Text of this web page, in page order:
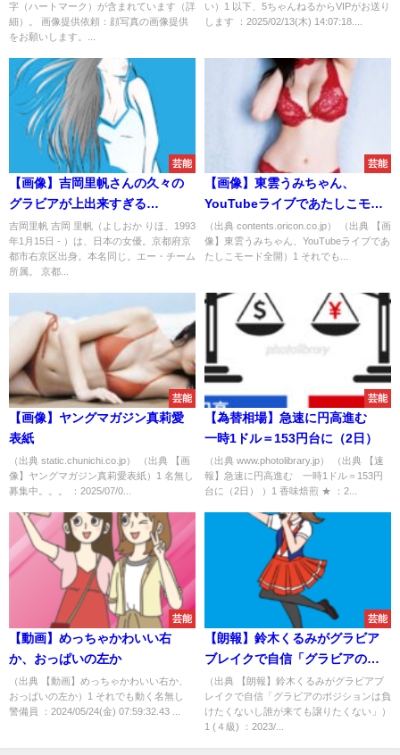
字（ハートマーク）が含まれています（詳
細）。 画像提供依頼：顔写真の画像提供
をお願いします。...
い）1 以下、5ちゃんねるからVIPがお送り
します ：2025/02/13(木) 14:07:18....
芸能
【画像】吉岡里帆さんの久々の
グラビアが上出来すぎる
wwwwwwwww
吉岡里帆 吉岡 里帆（よしおか りほ、1993
年1月15日 - ）は、日本の女優。京都府京
都市右京区出身。本名同じ。エー・チーム
所属。 京都...
芸能
【画像】東雲うみちゃん、
YouTubeライブであたしこモー
ド全開
（出典 contents.oricon.co.jp） （出典 【画
像】東雲うみちゃん、YouTubeライブであ
たしこモード全開）1 それでも...
芸能
【画像】ヤングマガジン真莉愛
表紙
（出典 static.chunichi.co.jp） （出典 【画
像】ヤングマガジン真莉愛表紙）1 名無し
募集中。。。 ：2025/07/0...
芸能
【為替相場】急速に円高進む
一時1ドル＝153円台に（2日）
（出典 www.photolibrary.jp） （出典 【速
報】急速に円高進む 一時1ドル＝153円
台に（2日） ）1 香味焙煎 ★ ：2...
芸能
【動画】めっちゃかわいい右
か、おっぱいの左か
（出典 【動画】めっちゃかわいい右か、
おっぱいの左か）1 それでも動く名無し
警備員 ：2024/05/24(金) 07:59:32.43 ...
芸能
【朗報】鈴木くるみがグラビア
ブレイクで自信「グラビアのポ
ジションは負けたくないし誰が
来ても譲りたくない」
（出典 【朗報】鈴木くるみがグラビアブ
レイクで自信「グラビアのポジションは負
けたくないし誰が来ても譲りたくない」）
1 (４級) ：2023/...